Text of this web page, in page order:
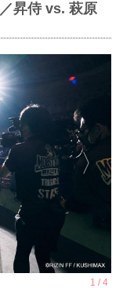
昇侍 vs. 萩原